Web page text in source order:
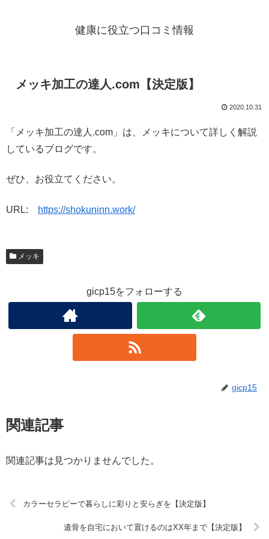
健康に役立つ口コミ情報
メッキ加工の達人.com【決定版】
2020.10.31
「メッキ加工の達人.com」は、メッキについて詳しく解説
しているブログです。
ぜひ、お役立てください。
URL: https://shokuninn.work/
メッキ
gicp15をフォローする
gicp15
関連記事
関連記事は見つかりませんでした。
カラーセラピーで暮らしに彩りと安らぎを【決定版】
遺骨を自宅において置けるのはXX年まで【決定版】